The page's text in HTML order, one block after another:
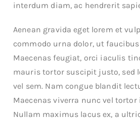
interdum diam, ac hendrerit
Aenean gravida eget lorem et
commodo urna dolor, ut
Maecenas feugiat, orci iaculis
mauris tortor suscipit justo, sed
vel sem. Nam congue blandit
Maecenas viverra nunc vel
Nullam maximus lacus ex, a